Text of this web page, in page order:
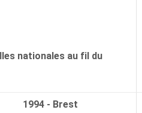
nationales au fil du
1994 - Brest